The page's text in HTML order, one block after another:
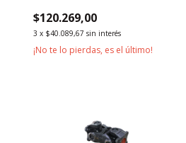
$120.269,00
3 x $40.089,67 sin interés
¡No te lo pierdas, es el último!